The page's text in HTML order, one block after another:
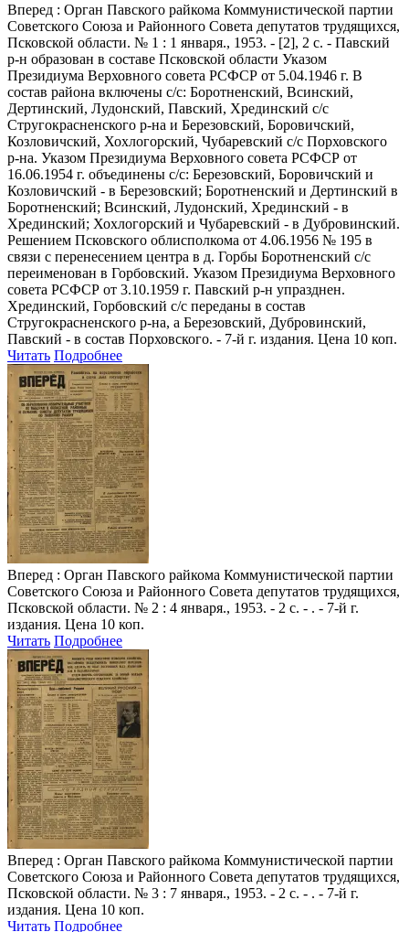
Вперед : Орган Павского райкома Коммунистической партии
Советского Союза и Районного Совета депутатов трудящихся,
Псковской области. № 1 : 1 января., 1953. - [2], 2 с. - Павский
р-н образован в составе Псковской области Указом
Президиума Верховного совета РСФСР от 5.04.1946 г. В
состав района включены с/с: Боротненский, Всинский,
Дертинский, Лудонский, Павский, Хрединский с/с
Стругокрасненского р-на и Березовский, Боровичский,
Козловичский, Хохлогорский, Чубаревский с/с Порховского
р-на. Указом Президиума Верховного совета РСФСР от
16.06.1954 г. объединены с/с: Березовский, Боровичский и
Козловичский - в Березовский; Боротненский и Дертинский в
Боротненский; Всинский, Лудонский, Хрединский - в
Хрединский; Хохлогорский и Чубаревский - в Дубровинский.
Решением Псковского облисполкома от 4.06.1956 № 195 в
связи с перенесением центра в д. Горбы Боротненский с/с
переименован в Горбовский. Указом Президиума Верховного
совета РСФСР от 3.10.1959 г. Павский р-н упразднен.
Хрединский, Горбовский с/с переданы в состав
Стругокрасненского р-на, а Березовский, Дубровинский,
Павский - в состав Порховского. - 7-й г. издания. Цена 10 коп.
Читать Подробнее
Вперед : Орган Павского райкома Коммунистической партии
Советского Союза и Районного Совета депутатов трудящихся,
Псковской области. № 2 : 4 января., 1953. - 2 с. - . - 7-й г.
издания. Цена 10 коп.
Читать Подробнее
Вперед : Орган Павского райкома Коммунистической партии
Советского Союза и Районного Совета депутатов трудящихся,
Псковской области. № 3 : 7 января., 1953. - 2 с. - . - 7-й г.
издания. Цена 10 коп.
Читать Подробнее